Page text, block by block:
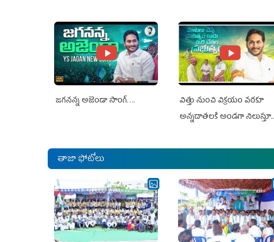
జగనన్న అజెండా సాంగ్….
విత్తు నుంచి విక్రయం వరకూ
అన్నదాతలకి అండగా నిలుస్తూ..
తాజా ఫోటోలు